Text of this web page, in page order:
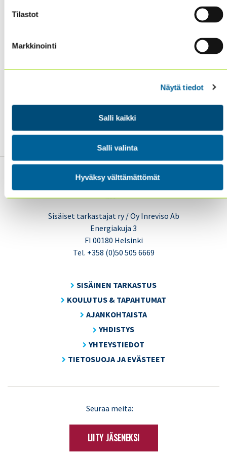
Tilastot
Markkinointi
Näytä tiedot
Salli kaikki
Salli valinta
Hyväksy välttämättömät
Kattavasti utelias luonteeni johdattelee minua
Minut tavoittaa sähköpostitse
maria.lindberg@theiia.fi
.”
Sisäiset tarkastajat ry / Oy Inreviso Ab
Energiakuja 3
FI 00180 Helsinki
Tel. +358 (0)50 505 6669
SISÄINEN TARKASTUS
KOULUTUS & TAPAHTUMAT
AJANKOHTAISTA
YHDISTYS
YHTEYSTIEDOT
TIETOSUOJA JA EVÄSTEET
Seuraa meitä:
LIITY JÄSENEKSI